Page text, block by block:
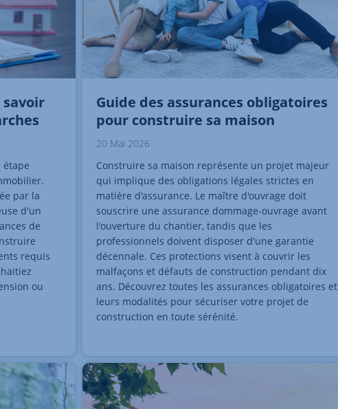
étape
par la
d'un
de
requis
ou
Guide des assurances obligatoires
pour construire sa maison
20 Mai 2026
Construire sa maison représente un projet majeur
qui implique des obligations légales strictes en
matière d'assurance. Le maître d'ouvrage doit
souscrire une assurance dommage-ouvrage avant
l'ouverture du chantier, tandis que les
professionnels doivent disposer d'une garantie
décennale. Ces protections visent à couvrir les
malfaçons et défauts de construction pendant dix
ans. Découvrez toutes les assurances obligatoires et
leurs modalités pour sécuriser votre projet de
construction en toute sérénité.